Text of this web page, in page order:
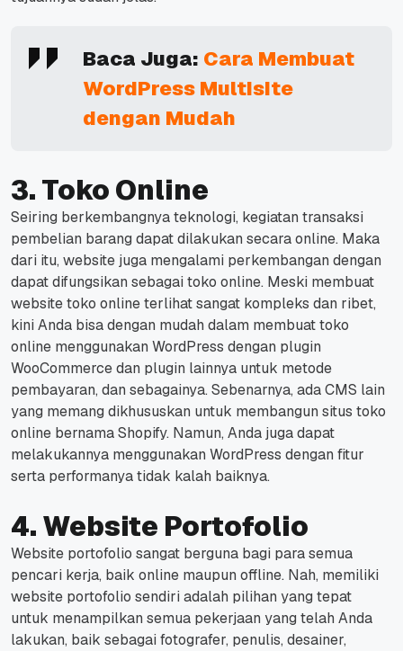
Baca Juga: Cara Membuat
WordPress Multisite
dengan Mudah
3. Toko Online
Seiring berkembangnya teknologi, kegiatan transaksi
pembelian barang dapat dilakukan secara online. Maka
dari itu, website juga mengalami perkembangan dengan
dapat difungsikan sebagai toko online. Meski membuat
website toko online terlihat sangat kompleks dan ribet,
kini Anda bisa dengan mudah dalam membuat toko
online menggunakan WordPress dengan plugin
WooCommerce dan plugin lainnya untuk metode
pembayaran, dan sebagainya. Sebenarnya, ada CMS lain
yang memang dikhususkan untuk membangun situs toko
online bernama Shopify. Namun, Anda juga dapat
melakukannya menggunakan WordPress dengan fitur
serta performanya tidak kalah baiknya.
4. Website Portofolio
Website portofolio sangat berguna bagi para semua
pencari kerja, baik online maupun offline. Nah, memiliki
website portofolio sendiri adalah pilihan yang tepat
untuk menampilkan semua pekerjaan yang telah Anda
lakukan, baik sebagai fotografer, penulis, desainer,